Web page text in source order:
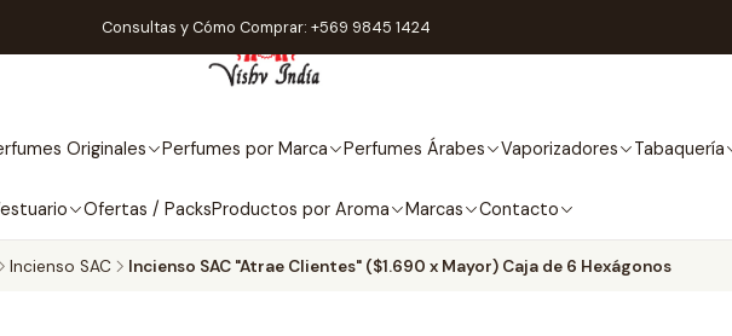
Originales Perfumes por Marca Perfumes Árabes Vaporizadores Tabaquería
Ofertas / PacksProductos por Aroma Marcas Contacto
Consultas y Cómo Comprar: +569 9845 1424
Incienso SAC Incienso SAC "Atrae Clientes" ($1.690 x Mayor) Caja de 6 Hexágonos